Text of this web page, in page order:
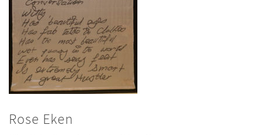
Rose Eken